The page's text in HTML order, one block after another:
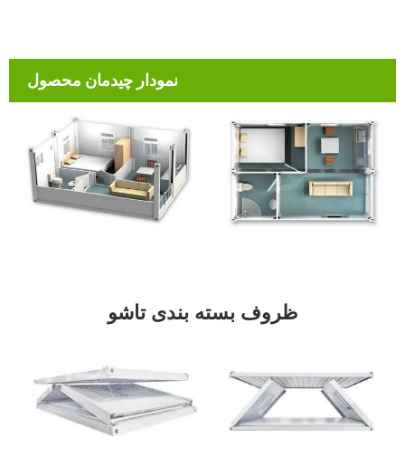
نمودار چیدمان محصول
ظروف بسته بندی تاشو